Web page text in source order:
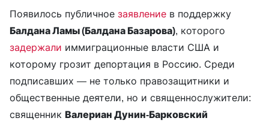
Появилось публичное заявление в поддержку
Балдана Ламы (Балдана Базарова), которого
задержали иммиграционные власти США и
которому грозит депортация в Россию. Среди
подписавших — не только правозащитники и
общественные деятели, но и священнослужители:
священник Валериан Дунин-Барковский